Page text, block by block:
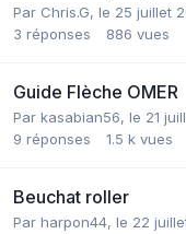
Par Chris.G, le 25 juillet
3 réponses 886 vues
Guide Flèche OMER
Par kasabian56, le 21
9 réponses 1.5 k vues
Beuchat roller
Par harpon44, le 22